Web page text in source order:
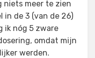
niets meer te zien
in de 3 (van de 26)
ik nóg 5 zware
omdat mijn
werden.